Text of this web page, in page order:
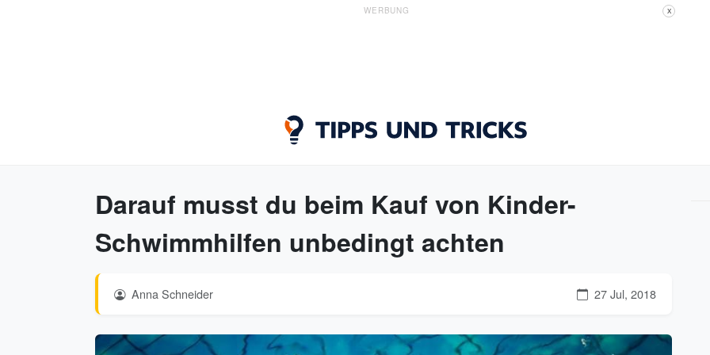
WERBUNG X
Darauf musst du beim Kauf von Kinder-
Schwimmhilfen unbedingt achten
Anna Schneider 27 Jul, 2018